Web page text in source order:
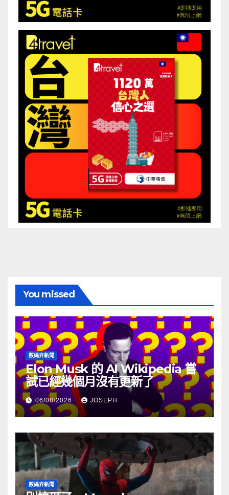
You missed
數碼界新聞
Elon Musk 的 AI Wikipedia 嘗
試已經幾個月沒有更新了
06/08/2026 JOSEPH
數碼界新聞